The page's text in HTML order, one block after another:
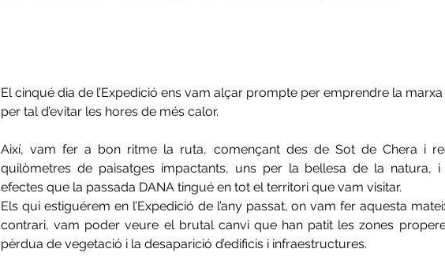
El cinqué dia de l’Expedició ens vam alçar prompte per emprendre la
per tal d’evitar les hores de més calor.
Així, vam fer a bon ritme la ruta, començant des de Sot de Chera i
quilòmetres de paisatges impactants, uns per la bellesa de la natura,
efectes que la passada DANA tingué en tot el territori que vam visitar.
Els qui estiguérem en l’Expedició de l’any passat, on vam fer aquesta
contrari, vam poder veure el brutal canvi que han patit les zones
pèrdua de vegetació i la desaparició d’edificis i infraestructures.